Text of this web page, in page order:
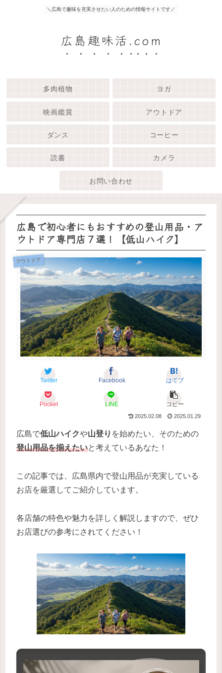
＼広島で趣味を充実させたい人のための情報サイトです／
広島趣味活.com
多肉植物 ヨガ
映画鑑賞 アウトドア
ダンス コーヒー
読書 カメラ
お問い合わせ
広島で初心者にもおすすめの登山用品・ア
ウトドア専門店７選！【低山ハイク】
アウトドア
Twitter Facebook はてブ
Pocket LINE コピー
2025.02.08 2025.01.29
広島で低山ハイクや山登り を始めたい、そのための
登山用品を揃えたいと考えているあなた！
この記事では、広島県内で登山用品が充実している
お店を厳選してご紹介しています。
各店舗の特色や魅力を詳しく解説しますので、ぜひ
お店選びの参考にされてください！